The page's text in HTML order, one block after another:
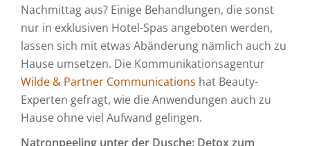
Nachmittag aus? Einige Behandlungen, die sonst
nur in exklusiven Hotel-Spas angeboten werden,
lassen sich mit etwas Abänderung nämlich auch zu
Hause umsetzen. Die Kommunikationsagentur
Wilde & Partner Communications hat Beauty-
Experten gefragt, wie die Anwendungen auch zu
Hause ohne viel Aufwand gelingen.
Natronpeeling unter der Dusche: Detox zum